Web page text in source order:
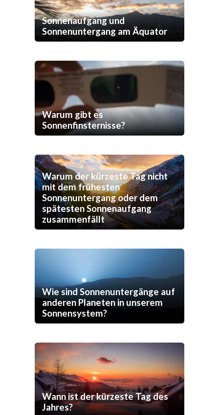
Sonnenaufgang und
Sonnenuntergang am Äquator
Warum gibt es
Sonnenfinsternisse?
Warum der kürzeste Tag nicht
mit dem frühesten
Sonnenuntergang oder dem
spätesten Sonnenaufgang
zusammenfällt
Wie sind Sonnenuntergänge auf
anderen Planeten in unserem
Sonnensystem?
Wann ist der kürzeste Tag des
Jahres?